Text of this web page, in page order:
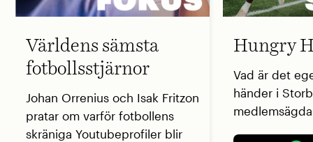
Världens sämsta
fotbollsstjärnor
Johan Orrenius och Isak Fritzon
pratar om varför fotbollens
skräniga Youtubeprofiler blir
Hungry
Vad är det
händer i